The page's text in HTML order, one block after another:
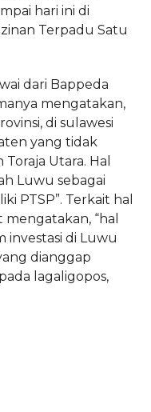
hari ini di
Terpadu Satu
dari Bappeda
mengatakan,
di sulawesi
yang tidak
Utara. Hal
Luwu sebagai
PTSP”. Terkait hal
“hal
investasi di Luwu
dianggap
lagaligopos,